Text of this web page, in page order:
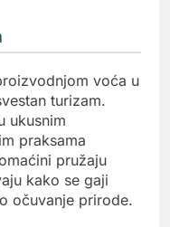
voća u
turizam.
ukusnim
praksama
pružaju
kako se gaji
očuvanje prirode.